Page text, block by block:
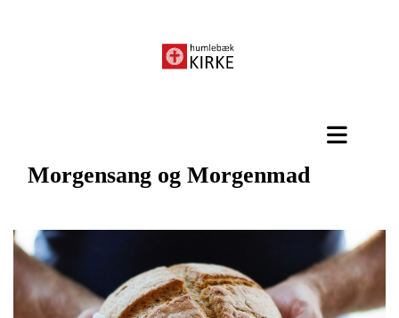
Morgensang og Morgenmad